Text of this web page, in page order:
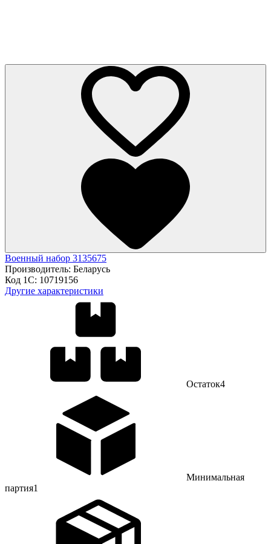
Военный набор 3135675
Производитель: Беларусь
Код 1С: 10719156
Другие характеристики
Остаток4
Минимальная
партия1